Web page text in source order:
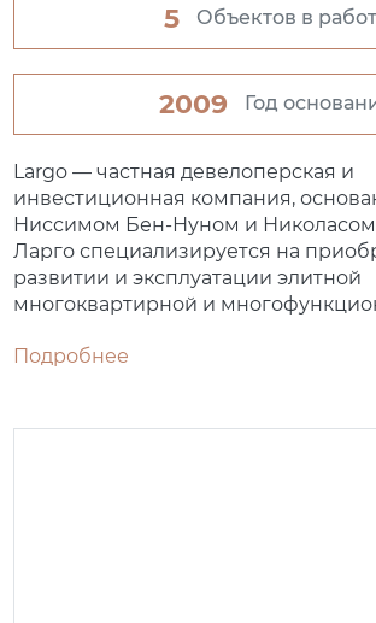
5 Объектов в
2009 Год
Largo — частная девелоперская и
инвестиционная компания,
Ниссимом Бен-Нуном и
Ларго специализируется на
развитии и эксплуатации элитной
многоквартирной и
Подробнее